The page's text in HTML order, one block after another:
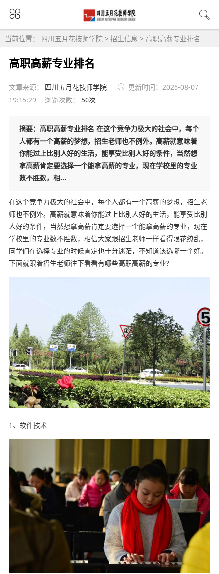
当前位置： 四川五月花技师学院 > 招生信息 > 高职高薪专业排名
高职高薪专业排名
文章来源： 四川五月花技师学院
更新时间：2026-08-07
19:15:29
浏览次数： 50次
摘要：高职高薪专业排名 在这个竞争力极大的社会中，每个
人都有一个高薪的梦想，招生老师也不例外。高薪就意味着
你能过上比别人好的生活，能享受比别人好的条件，当然想
拿高薪肯定要选择一个能拿高薪的专业，现在学校里的专业
数不胜数，相...
在这个竞争力极大的社会中，每个人都有一个高薪的梦想，招生老
师也不例外。高薪就意味着你能过上比别人好的生活，能享受比别
人好的条件，当然想拿高薪肯定要选择一个能拿高薪的专业，现在
学校里的专业数不胜数，相信大家跟招生老师一样看得眼花缭乱，
同学们在选择专业的时候肯定也十分迷茫，不知道该选哪一个好。
下面就跟着招生老师往下看看有哪些高职高薪的专业?
1、软件技术